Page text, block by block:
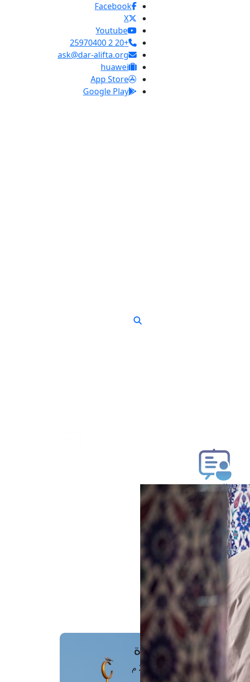
Facebook
X
Youtube
+20 2 25970400
ask@dar-alifta.org
huawei
App Store
Google Play
طلب فتوى
استعلام عن فتوى
حجز موعد
الفتوى الهاتفية
مَواقِيتُ الصَّـــلاة